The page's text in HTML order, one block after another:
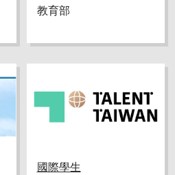
教育部
國際學生